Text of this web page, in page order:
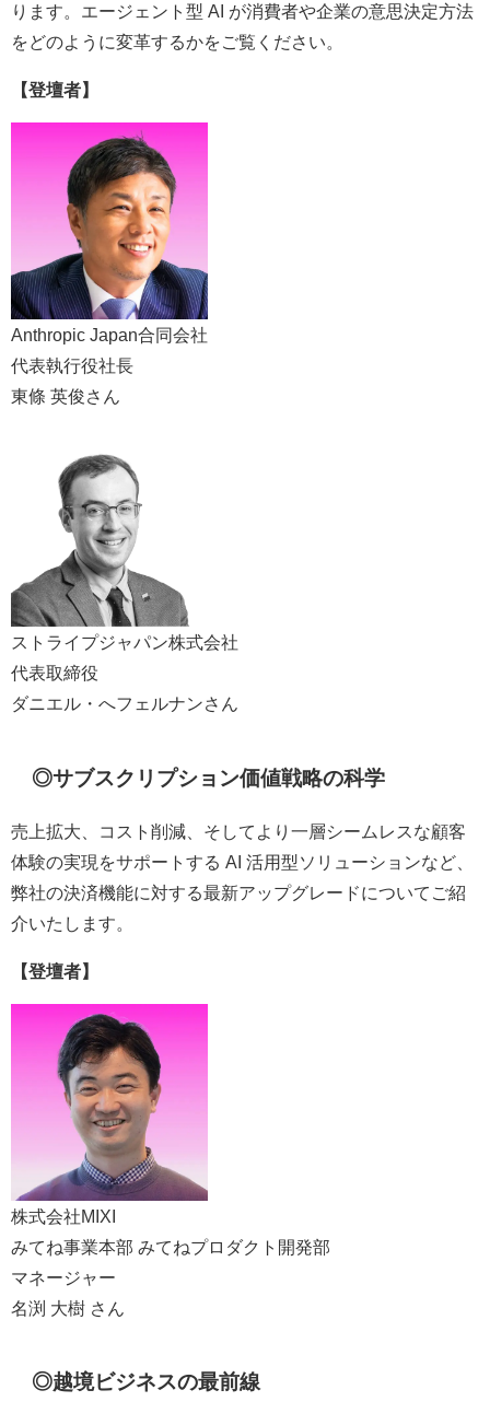
ります。エージェント型 AI が消費者や企業の意思決定方法
をどのように変革するかをご覧ください。
【登壇者】
Anthropic Japan合同会社
代表執行役社長
東條 英俊さん
ストライプジャパン株式会社
代表取締役
ダニエル・へフェルナンさん
◎サブスクリプション価値戦略の科学
売上拡大、コスト削減、そしてより一層シームレスな顧客
体験の実現をサポートする AI 活用型ソリューションなど、
弊社の決済機能に対する最新アップグレードについてご紹
介いたします。
【登壇者】
株式会社MIXI
みてね事業本部 みてねプロダクト開発部
マネージャー
名渕 大樹 さん
◎越境ビジネスの最前線